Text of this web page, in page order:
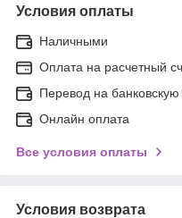
Условия оплаты
Наличными
Оплата на расчетный
Перевод на банковскую
Онлайн оплата
Все условия оплаты
Условия возврата